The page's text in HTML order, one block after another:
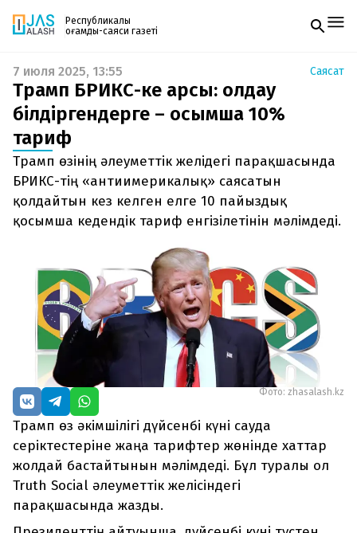
Республикалық
қоғамдық-саяси газеті
Жаңалықтар
Спорт
Live
Руханият
Аймақ
Архив
Заң және тәртіп
Редакциямен байланыс
+7 708 604 51 06
zhasalash100@gmail.com
Газетке жазылу
PDF форматтағы газетті ай сайын электронды
поштаңызға алып отырыңыз. Жаңа нөмір
шыққан сәтте сізге бірден жіберіледі. Тек email
енгізіңіз, біз қалғанын өзіміз жібереміз.
7 июля 2025, 13:55 Саясат
Трамп БРИКС-ке қарсы: қолдау
білдіргендерге – қосымша 10%
тариф
Трамп өзінің әлеуметтік желідегі парақшасында
БРИКС-тің «антиимерикалық» саясатын
қолдайтын кез келген елге 10 пайыздық
қосымша кедендік тариф енгізілетінін мәлімдеді.
Фото: zhasalash.kz
Трамп өз әкімшілігі дүйсенбі күні сауда
серіктестеріне жаңа тарифтер жөнінде хаттар
жолдай бастайтынын мәлімдеді. Бұл туралы ол
Truth Social әлеуметтік желісіндегі
парақшасында жазды.